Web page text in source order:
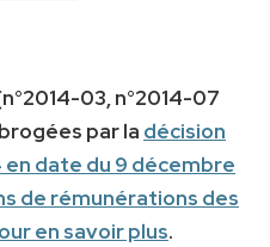
03, n°2014-07
par la décision
en date du 9 décembre
de rémunérations des
en savoir plus.